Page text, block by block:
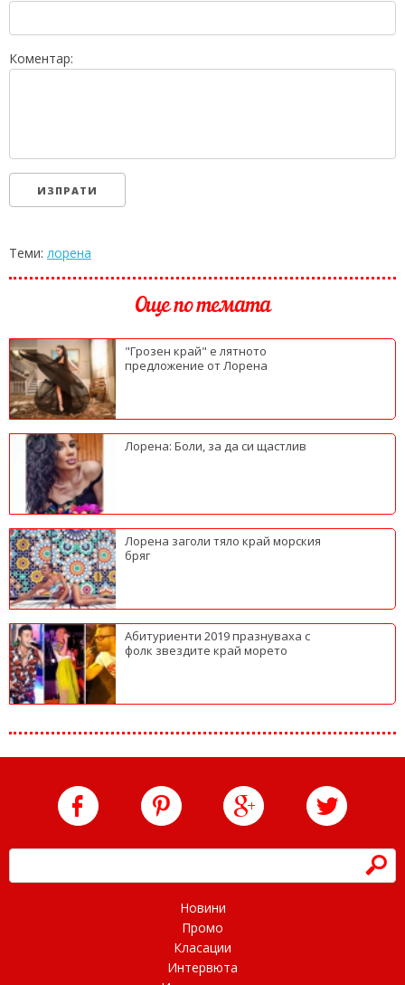
Коментар:
Теми: лорена
Още по темата
"Грозен край" е лятното
предложение от Лорена
Лорена: Боли, за да си щастлив
Лорена заголи тяло край морския
бряг
Абитуриенти 2019 празнуваха с
фолк звездите край морето
h
Новини
Промо
Класации
Интервюта